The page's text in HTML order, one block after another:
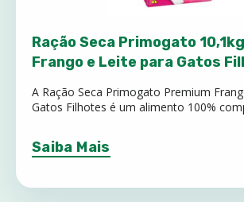
Ração Seca Primogato
Frango e Leite para Gatos
A Ração Seca Primogato Premium
Gatos Filhotes é um alimento 100%
Saiba Mais